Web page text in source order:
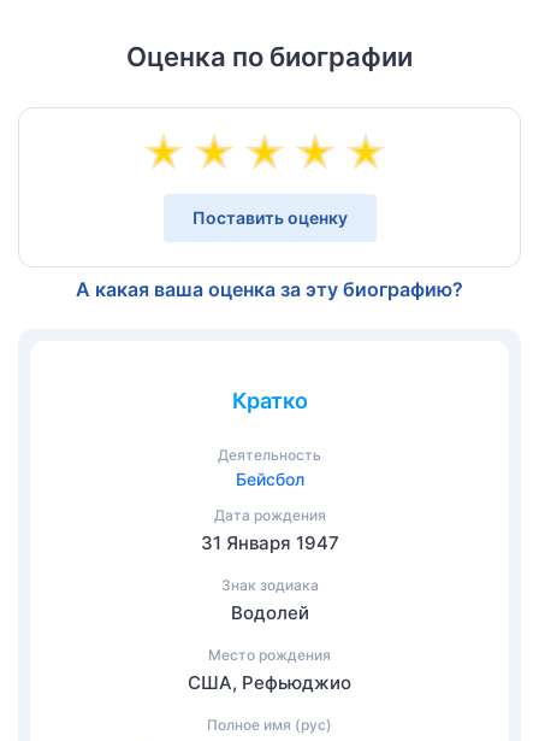
Оценка по биографии
Поставить оценку
А какая ваша оценка за эту биографию?
Кратко
Деятельность
Бейсбол
Дата рождения
31 Января 1947
Знак зодиака
Водолей
Место рождения
США, Рефьюджио
Полное имя (рус)